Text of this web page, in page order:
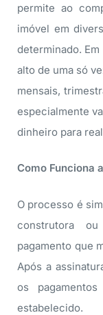
permite ao
imóvel em
determinado.
alto de uma só
mensais,
especialmente
dinheiro para
Como Funciona
O processo é
construtora
pagamento que
Após a
os
estabelecido.